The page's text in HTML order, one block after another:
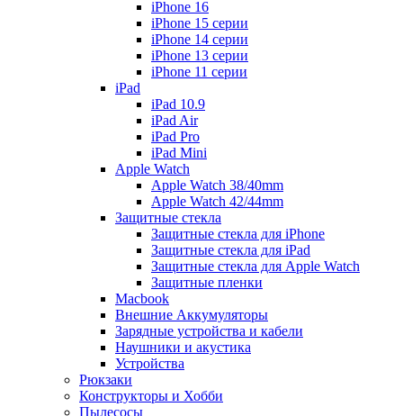
iPhone 16
iPhone 15 серии
iPhone 14 серии
iPhone 13 серии
iPhone 11 серии
iPad
iPad 10.9
iPad Air
iPad Pro
iPad Mini
Apple Watch
Apple Watch 38/40mm
Apple Watch 42/44mm
Защитные стекла
Защитные стекла для iPhone
Защитные стекла для iPad
Защитные стекла для Apple Watch
Защитные пленки
Macbook
Внешние Аккумуляторы
Зарядные устройства и кабели
Наушники и акустика
Устройства
Рюкзаки
Конструкторы и Хобби
Пылесосы